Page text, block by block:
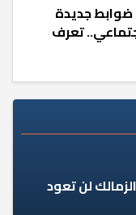
جديدة
تعرف
لن تعود